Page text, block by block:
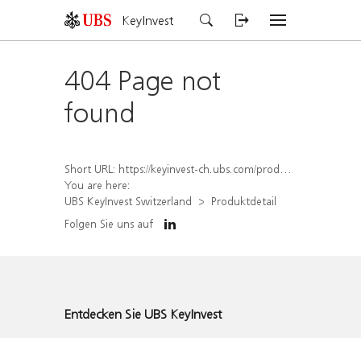
KeyInvest
404 Page not
found
Short URL: https://keyinvest-ch.ubs.com/produkt/detail/index/isin/CH1567050211
You are here:
UBS KeyInvest Switzerland
Produktdetail
Folgen Sie uns auf
Entdecken Sie UBS KeyInvest